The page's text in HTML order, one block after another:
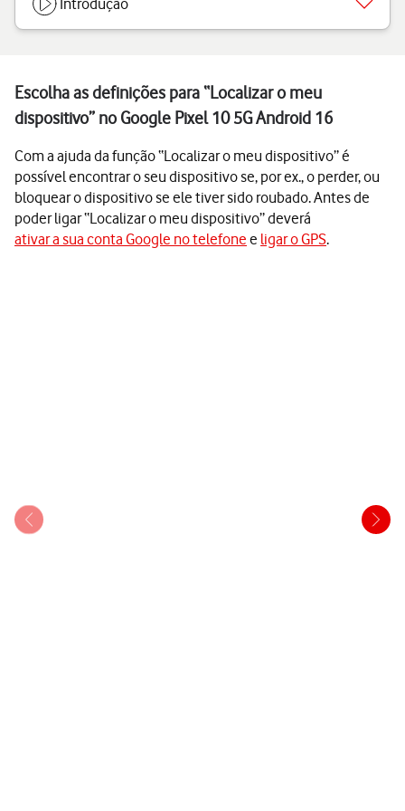
Introdução
Escolha as definições para “Localizar o meu
dispositivo” no Google Pixel 10 5G Android 16
Com a ajuda da função “Localizar o meu dispositivo” é
possível encontrar o seu dispositivo se, por ex., o perder, ou
bloquear o dispositivo se ele tiver sido roubado. Antes de
poder ligar “Localizar o meu dispositivo” deverá
ativar a sua conta Google no telefone e ligar o GPS.